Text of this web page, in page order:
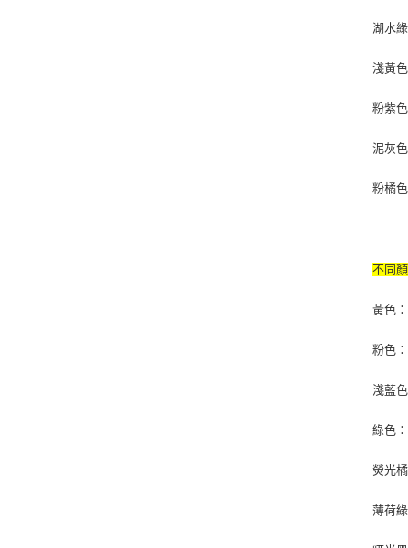
湖水
淺黃
粉紫
泥灰
粉橘
不同
黃色
粉色
淺藍
綠色
熒光
薄荷